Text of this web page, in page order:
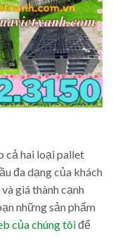
cả hai loại pallet
đa dạng của khách
giá thành cạnh
những sản phẩm
của chúng tôiđể